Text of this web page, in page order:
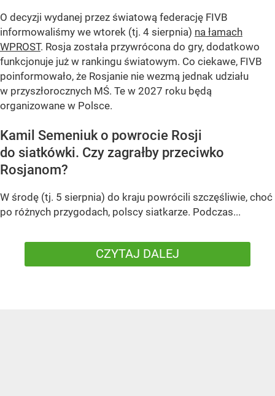
O decyzji wydanej przez światową federację FIVB
informowaliśmy we wtorek (tj. 4 sierpnia) na łamach
WPROST. Rosja została przywrócona do gry, dodatkowo
funkcjonuje już w rankingu światowym. Co ciekawe, FIVB
poinformowało, że Rosjanie nie wezmą jednak udziału
w przyszłorocznych MŚ. Te w 2027 roku będą
organizowane w Polsce.
Kamil Semeniuk o powrocie Rosji
do siatkówki. Czy zagrałby przeciwko
Rosjanom?
W środę (tj. 5 sierpnia) do kraju powrócili szczęśliwie, choć
po różnych przygodach, polscy siatkarze. Podczas...
CZYTAJ DALEJ